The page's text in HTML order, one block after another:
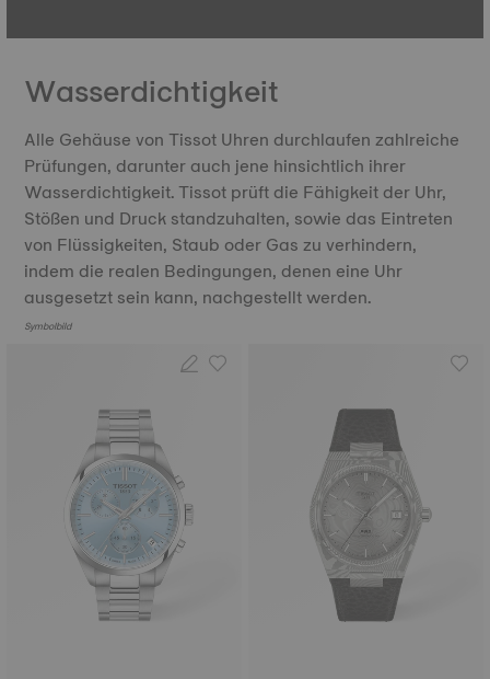
Wasserdichtigkeit
Alle Gehäuse von Tissot Uhren durchlaufen zahlreiche
Prüfungen, darunter auch jene hinsichtlich ihrer
Wasserdichtigkeit. Tissot prüft die Fähigkeit der Uhr,
Stößen und Druck standzuhalten, sowie das Eintreten
von Flüssigkeiten, Staub oder Gas zu verhindern,
indem die realen Bedingungen, denen eine Uhr
ausgesetzt sein kann, nachgestellt werden.
Symbolbild